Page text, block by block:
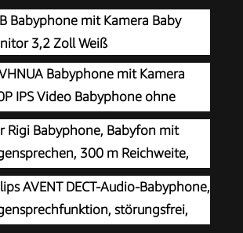
Babyphone mit Kamera Baby
3,2 Zoll Weiß
Babyphone mit Kamera
IPS Video Babyphone ohne
mit 2000mAh Akku Digitale
Nachtsicht Temperatur-Alarm
Schlaflieder VOX-Modus
Rigi Babyphone, Babyfon mit
300 m Reichweite,
AVENT DECT-Audio-Babyphone,
störungsfrei,